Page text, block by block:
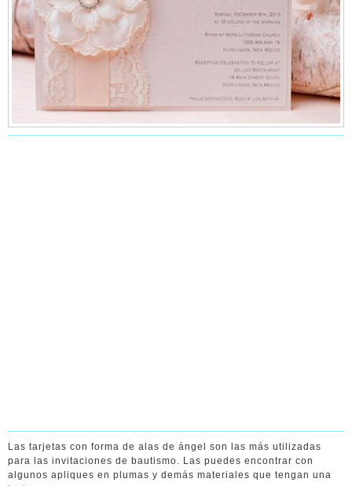
Las tarjetas con forma de alas de ángel son las más utilizadas
para las invitaciones de bautismo. Las puedes encontrar con
algunos apliques en plumas y demás materiales que tengan una